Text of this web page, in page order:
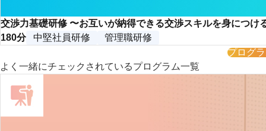
交渉力基礎研修 〜お互いが納得できる交渉スキルを身につけ
180分
中堅社員研修
管理職研修
プログ
よく一緒にチェックされているプログラム一覧